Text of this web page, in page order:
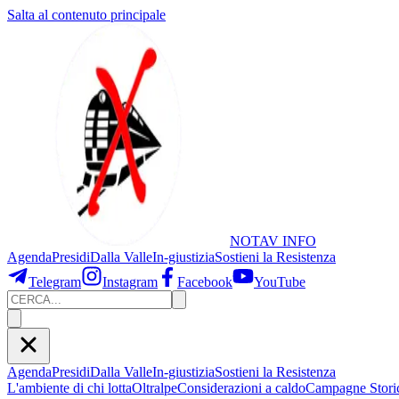
Salta al contenuto principale
NOTAV INFO
AgendaPresidiDalla ValleIn-giustiziaSostieni la Resistenza
Telegram
Instagram Facebook YouTube
AgendaPresidiDalla ValleIn-giustiziaSostieni la Resistenza
L'ambiente di chi lottaOltralpeConsiderazioni a caldoCampagne